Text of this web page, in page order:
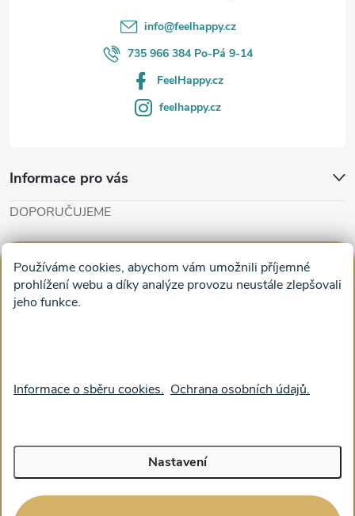
Používáme cookies, abychom vám umožnili příjemné
prohlížení webu a díky analýze provozu neustále zlepšovali
jeho funkce.
Informace o sběru cookies. Ochrana osobních údajů.
Nastavení
info@feelhappy.cz
735 966 384 Po-Pá 9-14
FeelHappy.cz
feelhappy.cz
Informace pro vás
DOPORUČUJEME
Obrazy na plátně na zeď a stěnu do obýváku
Facebook